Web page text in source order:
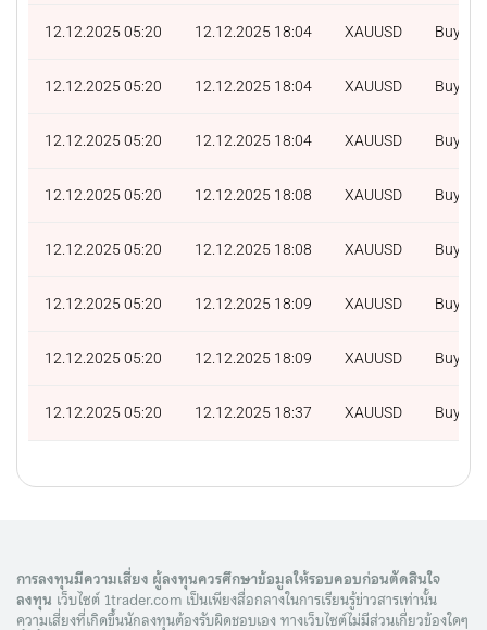
12.12.2025 05:20 12.12.2025 18:04 XAUUSD Buy
12.12.2025 05:20 12.12.2025 18:04 XAUUSD Buy
12.12.2025 05:20 12.12.2025 18:04 XAUUSD Buy
12.12.2025 05:20 12.12.2025 18:08 XAUUSD Buy
12.12.2025 05:20 12.12.2025 18:08 XAUUSD Buy
12.12.2025 05:20 12.12.2025 18:09 XAUUSD Buy
12.12.2025 05:20 12.12.2025 18:09 XAUUSD Buy
12.12.2025 05:20 12.12.2025 18:37 XAUUSD Buy
การลงทุนมีความเสี่ยง ผู้ลงทุนควรศึกษาข้อมูลให้รอบคอบก่อนตัดสินใจ
ลงทุน เว็บไซต์ 1trader.com เป็นเพียงสื่อกลางในการเรียนรู้ข่าวสารเท่านั้น
ความเสี่ยงที่เกิดขึ้นนักลงทุนต้องรับผิดชอบเอง ทางเว็บไซต์ไม่มีส่วนเกี่ยวข้องใดๆ